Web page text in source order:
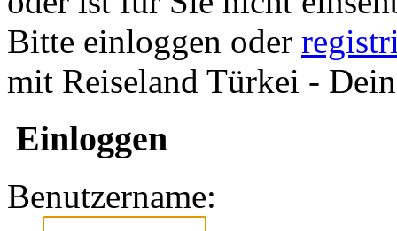
Bitte einloggen oder
mit Reiseland Türkei -
Einloggen
Benutzername: